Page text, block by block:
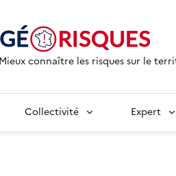
Mieux connaître les risques sur le
Collectivité Expert